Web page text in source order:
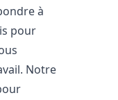
à
pour
Notre